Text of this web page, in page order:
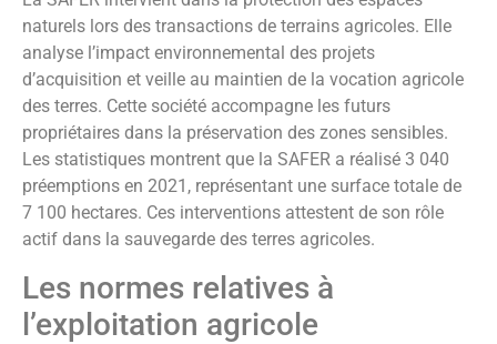
naturels lors des transactions de terrains agricoles. Elle
analyse l’impact environnemental des projets
d’acquisition et veille au maintien de la vocation agricole
des terres. Cette société accompagne les futurs
propriétaires dans la préservation des zones sensibles.
Les statistiques montrent que la SAFER a réalisé 3 040
préemptions en 2021, représentant une surface totale de
7 100 hectares. Ces interventions attestent de son rôle
actif dans la sauvegarde des terres agricoles.
Les normes relatives à
l’exploitation agricole